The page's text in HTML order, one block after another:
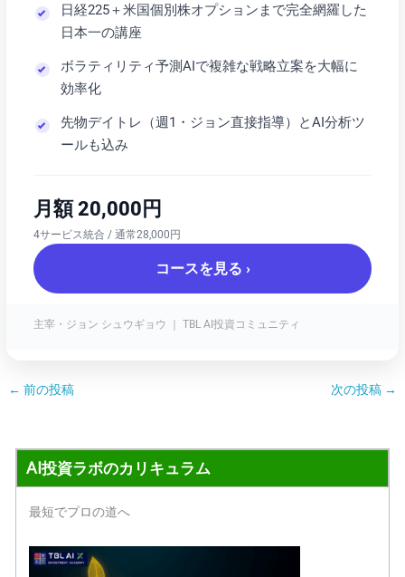
日経225＋米国個別株オプションまで完全網羅した
日本一の講座
ボラティリティ予測AIで複雑な戦略立案を大幅に
効率化
先物デイトレ（週1・ジョン直接指導）とAI分析ツ
ールも込み
月額 20,000円
4サービス統合 / 通常28,000円
コースを見る ›
主宰・ジョン シュウギョウ ｜ TBL AI投資コミュニティ
← 前の投稿 次の投稿 →
AI投資ラボのカリキュラム
最短でプロの道へ